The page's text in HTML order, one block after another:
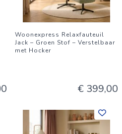
Woonexpress Relaxfauteuil
Jack – Groen Stof – Verstelbaar
met Hocker
€ 399,00